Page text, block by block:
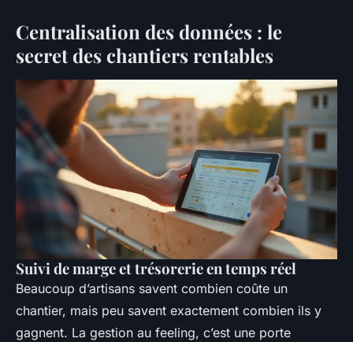
Centralisation des données : le
secret des chantiers rentables
Suivi de marge et trésorerie en temps réel
Beaucoup d’artisans savent combien coûte un
chantier, mais peu savent exactement combien ils y
gagnent. La gestion au feeling, c’est une porte